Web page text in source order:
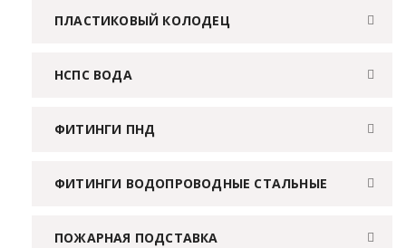
ПЛАСТИКОВЫЙ КОЛОДЕЦ
НСПС ВОДА
ФИТИНГИ ПНД
ФИТИНГИ ВОДОПРОВОДНЫЕ СТАЛЬНЫЕ
ПОЖАРНАЯ ПОДСТАВКА